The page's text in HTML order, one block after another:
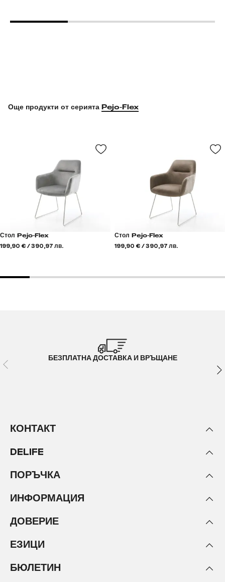
Още продукти от серията Pejo-Flex
Стол Pejo-Flex
199,90 € / 390,97 лв.
Стол Pejo-Flex
199,90 € / 390,97 лв.
БЕЗПЛАТНА ДОСТАВКА И ВРЪЩАНЕ
КОНТАКТ
DELIFE
ПОРЪЧКА
ИНФОРМАЦИЯ
ДОВЕРИЕ
ЕЗИЦИ
БЮЛЕТИН